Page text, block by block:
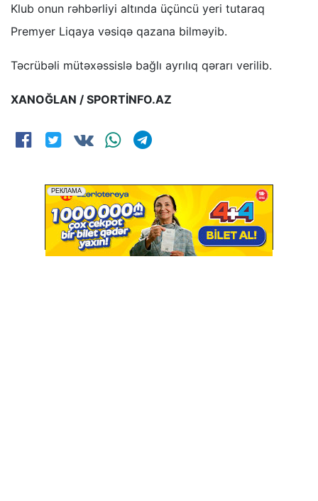
Klub onun rəhbərliyi altında üçüncü yeri tutaraq
Premyer Liqaya vəsiqə qazana bilməyib.
Təcrübəli mütəxəssislə bağlı ayrılıq qərarı verilib.
XANOĞLAN / SPORTİNFO.AZ